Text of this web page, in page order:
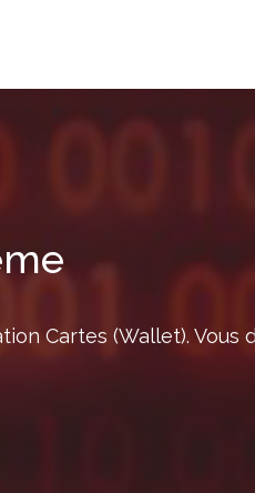
Cartes (Wallet). Vous